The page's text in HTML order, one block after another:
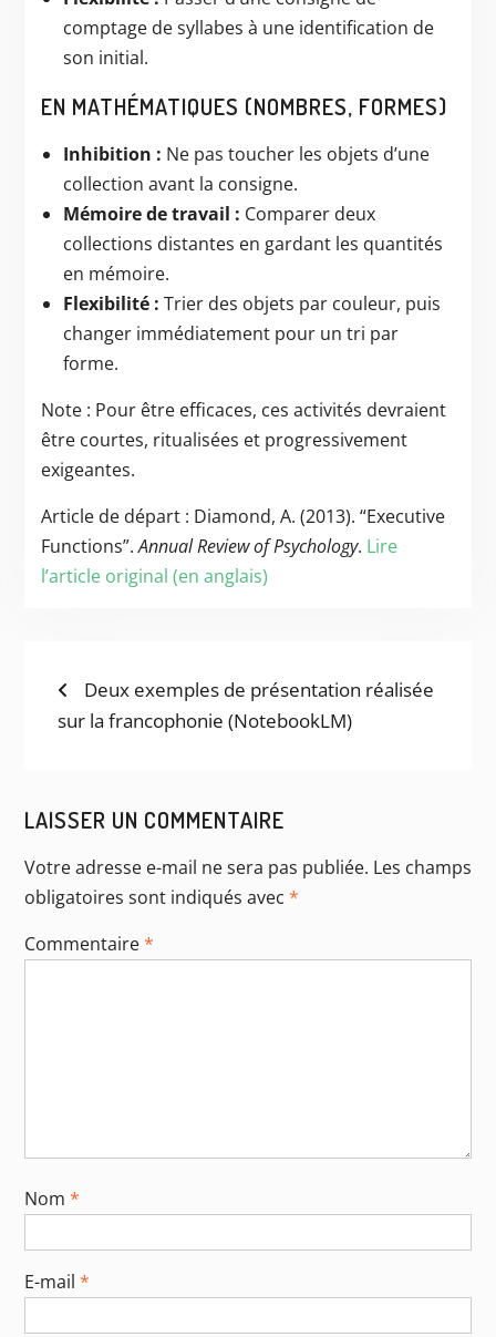
comptage de syllabes à une identification de
son initial.
EN MATHÉMATIQUES (NOMBRES, FORMES)
Inhibition : Ne pas toucher les objets d’une
collection avant la consigne.
Mémoire de travail : Comparer deux
collections distantes en gardant les quantités
en mémoire.
Flexibilité : Trier des objets par couleur, puis
changer immédiatement pour un tri par
forme.
Note : Pour être efficaces, ces activités devraient
être courtes, ritualisées et progressivement
exigeantes.
Article de départ : Diamond, A. (2013). “Executive
Functions”.Annual Review of Psychology. Lire
l’article original (en anglais)
NAVIGATION
DE
Previous
post:
Deux exemples de présentation réalisée
sur la francophonie (NotebookLM)
LAISSER UN COMMENTAIRE
Votre adresse e-mail ne sera pas publiée. Les champs
obligatoires sont indiqués avec *
Commentaire*
Nom *
E-mail *